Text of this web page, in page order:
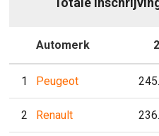
Automerk
1 Peugeot
2 Renault